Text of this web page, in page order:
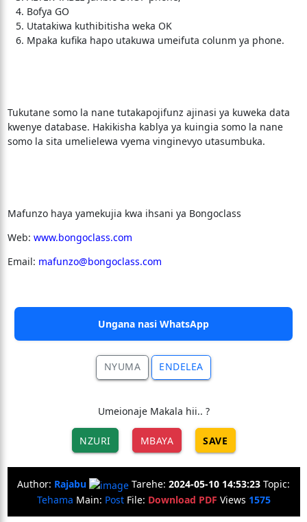
Bofya GO
Utatakiwa kuthibitisha weka OK
Mpaka kufika hapo utakuwa umeifuta colunm ya phone.
Tukutane somo la nane tutakapojifunz ajinasi ya kuweka data
kwenye database. Hakikisha kablya ya kuingia somo la nane
somo la sita umelielewa vyema vinginevyo utasumbuka.
Mafunzo haya yamekujia kwa ihsani ya Bongoclass
Web: www.bongoclass.com
Email: mafunzo@bongoclass.com
Ungana nasi WhatsApp
NYUMA ENDELEA
Umeionaje Makala hii.. ?
NZURI MBAYA SAVE
Author: Rajabu Tarehe: 2024-05-10 14:53:23 Topic:
Tehama Main: PostFile: Download PDF Views 1575